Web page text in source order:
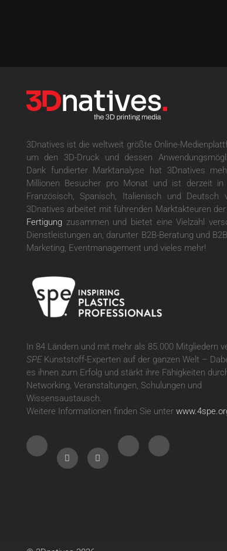
3Dnatives ist die weltweit größte Online-
um den 3D-Druck und dessen
Dank fundierter Marktanalyse hat 3Dnatives
Millionen Besucher pro Monat und ist derzeit in
Französisch, Spanisch, Italienisch und Deutsch
3Dnatives arbeitet mit führenden Marktakteuren der
Fertigungzusammen und bietet eine Vielzahl
Dienstleistungen an, darunter B2B-Beratung und
Marketing, Eventmanagement und vieles mehr!
In 84 Ländern und mit mehr als 85.000 Mitgliedern
SPEKunststoff-Experten auf der ganzen Welt –
es ihnen zum Erfolg und stärkt ihre Fähigkeiten
Networking, Veranstaltungen, Schulungen und
Wissensaustausch.
Weitere Informationen finden Sie unter